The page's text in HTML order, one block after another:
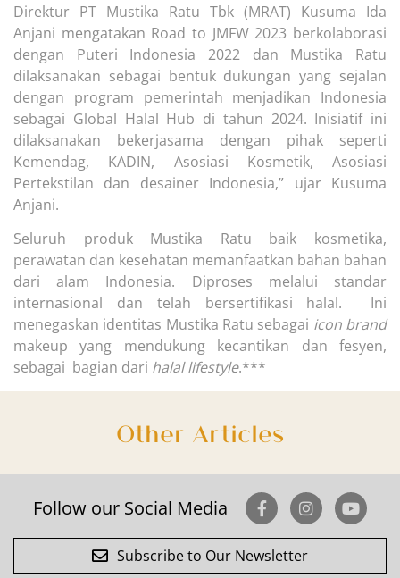
Direktur PT Mustika Ratu Tbk (MRAT) Kusuma Ida
Anjani mengatakan Road to JMFW 2023 berkolaborasi
dengan Puteri Indonesia 2022 dan Mustika Ratu
dilaksanakan sebagai bentuk dukungan yang sejalan
dengan program pemerintah menjadikan Indonesia
sebagai Global Halal Hub di tahun 2024. Inisiatif ini
dilaksanakan bekerjasama dengan pihak seperti
Kemendag, KADIN, Asosiasi Kosmetik, Asosiasi
Pertekstilan dan desainer Indonesia,” ujar Kusuma
Anjani.
Seluruh produk Mustika Ratu baik kosmetika,
perawatan dan kesehatan memanfaatkan bahan bahan
dari alam Indonesia. Diproses melalui standar
internasional dan telah bersertifikasi halal. Ini
menegaskan identitas Mustika Ratu sebagai icon brand
makeup yang mendukung kecantikan dan fesyen,
sebagai bagian dari halal lifestyle.***
Other Articles
Follow our Social Media
Subscribe to Our Newsletter